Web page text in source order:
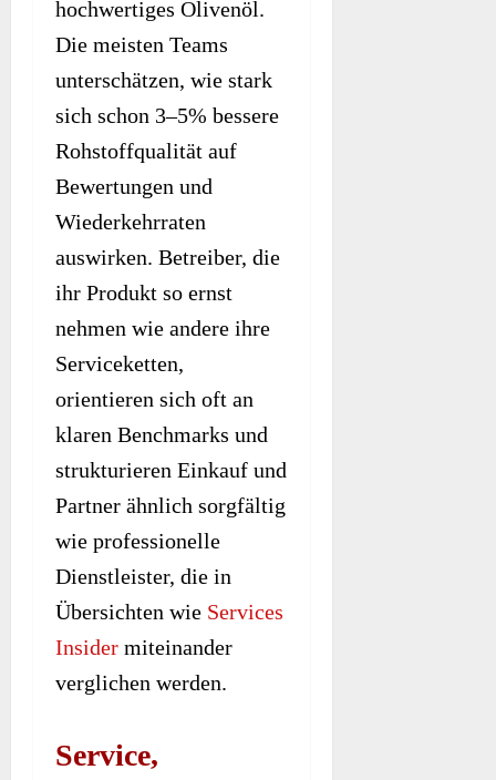
hochwertiges Olivenöl.
Die meisten Teams
unterschätzen, wie stark
sich schon 3–5% bessere
Rohstoffqualität auf
Bewertungen und
Wiederkehrraten
auswirken. Betreiber, die
ihr Produkt so ernst
nehmen wie andere ihre
Serviceketten,
orientieren sich oft an
klaren Benchmarks und
strukturieren Einkauf und
Partner ähnlich sorgfältig
wie professionelle
Dienstleister, die in
Übersichten wie Services
Insider miteinander
verglichen werden.
Service,